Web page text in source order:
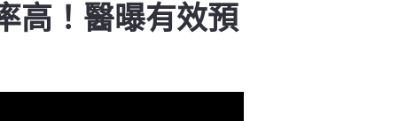
高！醫曝有效預